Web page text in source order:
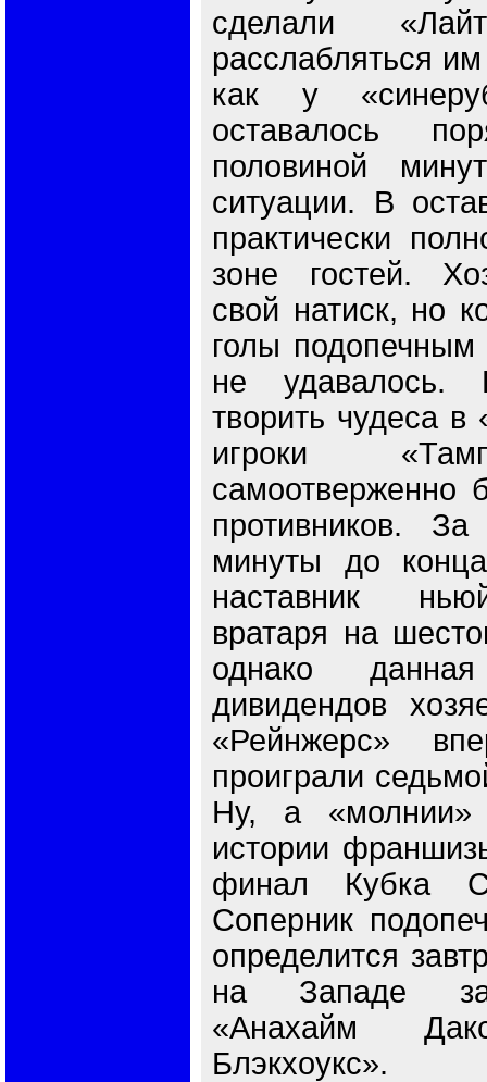
сделали
расслабляться
как у
оставалось
половиной
ситуации. В
практически
зоне гостей.
свой натиск, но
голы
не удавалось.
творить чудеса
игроки
самоотверженно
противников.
минуты до
наставник
вратаря на
однако
дивидендов
«Рейнжерс»
проиграли
Ну, а
истории
финал Кубка
Соперник
определится
на Западе
«Анахайм
Блэкхоукс».